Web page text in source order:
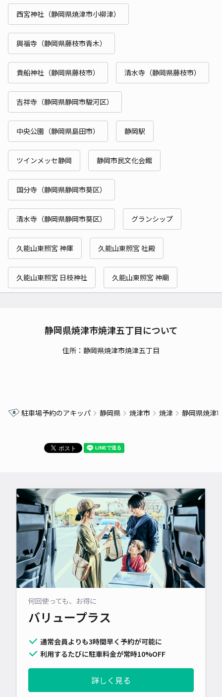
西宮神社（静岡県焼津市小柳津）
興福寺（静岡県藤枝市青木）
貴船神社（静岡県藤枝市） 清水寺（静岡県藤枝市）
吉祥寺（静岡県静岡市駿河区）
中央公園（静岡県島田市） 静岡駅
ツインメッセ静岡 静岡市民文化会館
国分寺（静岡県静岡市葵区）
清水寺（静岡県静岡市葵区） グランシップ
久能山東照宮 神庫 久能山東照宮 社殿
久能山東照宮 日枝神社 久能山東照宮 神廟
静岡県焼津市焼津五丁目について
住所：静岡県焼津市焼津五丁目
駐車場予約のアキッパ 静岡県 焼津市 焼津 静岡県焼津
何回使っても、お得に
バリュープラス
通常会員よりも3時間早く予約が可能に
利用するたびに駐車料金が常時10%OFF
詳しく見る